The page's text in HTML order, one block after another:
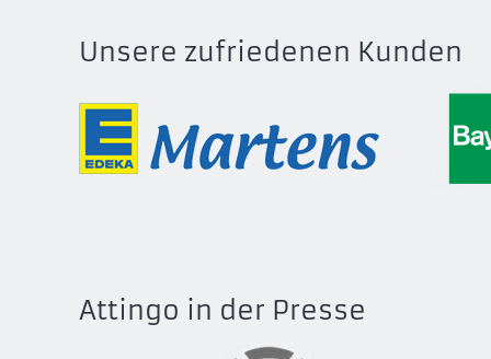
Unsere zufriedenen Kunden
Attingo in der Presse